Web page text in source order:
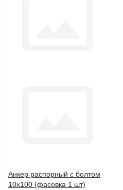
Анкер распорный с болтом
10х100 (фасовка 1 шт)